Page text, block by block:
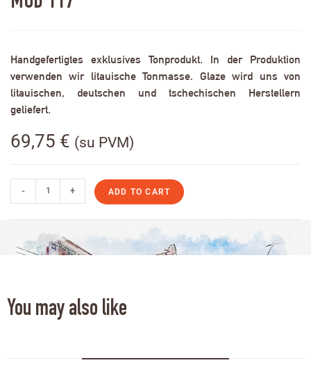
Handgefertigtes exklusives Tonprodukt. In der Produktion
verwenden wir litauische Tonmasse. Glaze wird uns von
litauischen, deutschen und tschechischen Herstellern
geliefert.
69,75 € (su PVM)
- + ADD TO CART
You may also like